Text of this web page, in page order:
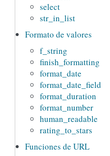
select
str_in_list
Formato de valores
f_string
finish_formatting
format_date
format_date_field
format_duration
format_number
human_readable
rating_to_stars
Funciones de URL